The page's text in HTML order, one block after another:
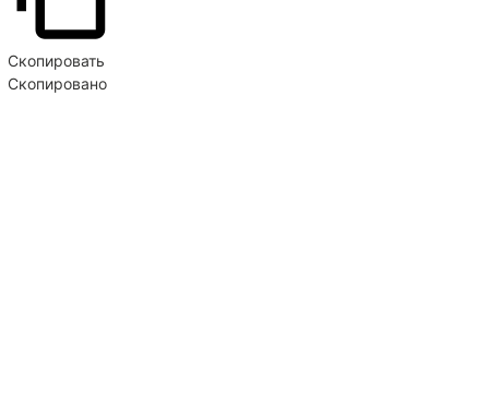
Скопировать
Скопировано
на использование сайтом Cookie и с